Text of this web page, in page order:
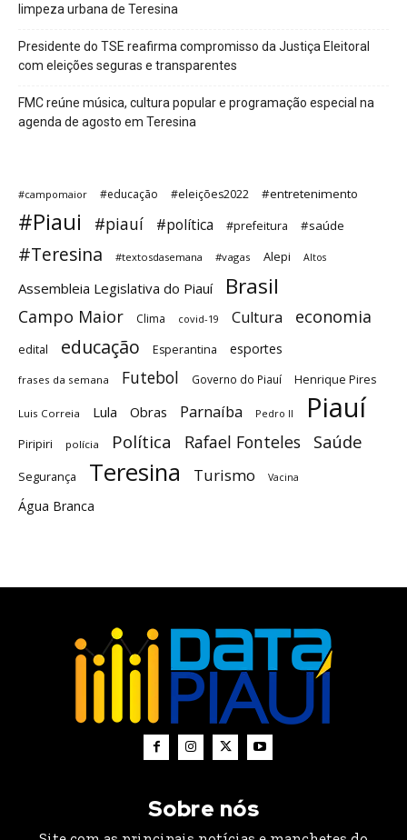
limpeza urbana de Teresina
Presidente do TSE reafirma compromisso da Justiça Eleitoral
com eleições seguras e transparentes
FMC reúne música, cultura popular e programação especial na
agenda de agosto em Teresina
#campomaior #educação #eleições2022 #entretenimento
#Piaui #piauí #política #prefeitura #saúde
#Teresina #textosdasemana #vagas Alepi Altos
Assembleia Legislativa do Piauí Brasil
Campo Maior Clima covid-19 Cultura economia
edital educação Esperantina esportes
frases da semana Futebol Governo do Piauí Henrique Pires
Luis Correia Lula Obras Parnaíba Pedro II Piauí
Piripiri polícia Política Rafael Fonteles Saúde
Segurança Teresina Turismo Vacina
Água Branca
Sobre nós